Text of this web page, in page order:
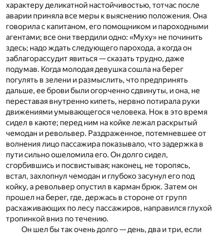
характеру деликатной настойчивостью, тотчас после
аварии приняла все меры к выяснению положения. Она
говорила с капитаном, его помощником и пароходными
агентами; все они твердили одно: «Муху» не починить
здесь; надо ждать следующего парохода, а когда он
заблагорассудит явиться — сказать трудно, даже
подумав. Когда молодая девушка сошла на берег
погулять в зелени и размыслить, что предпринять
дальше, ее брови были огорченно сдвинуты, и она, не
переставая внутренно кипеть, нервно потирала руки
движениями умывающегося человека. Нок в это время
сидел в каюте; перед ним на койке лежал раскрытый
чемодан и револьвер. Раздраженное, потемневшее от
волнения лицо пассажира показывало, что задержка в
пути сильно ошеломила его. Он долго сидел,
сгорбившись и посвистывая; наконец, не торопясь,
встал, захлопнул чемодан и глубоко засунул его под
койку, а револьвер опустил в карман брюк. Затем он
прошел на берег, где, держась в стороне от групп
расхаживающих по лесу пассажиров, направился глухой
тропинкой вниз по течению.
Он шел бы так очень долго — день, два и три, если